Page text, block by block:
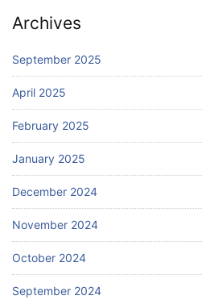
Archives
September 2025
April 2025
February 2025
January 2025
December 2024
November 2024
October 2024
September 2024